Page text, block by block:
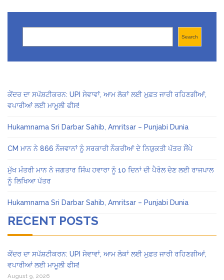
Search
ਕੇਂਦਰ ਦਾ ਸਪੱਸ਼ਟੀਕਰਨ: UPI ਸੇਵਾਵਾਂ, ਆਮ ਲੋਕਾਂ ਲਈ ਮੁਫ਼ਤ ਜਾਰੀ ਰਹਿਣਗੀਆਂ,
ਵਪਾਰੀਆਂ ਲਈ ਮਾਮੂਲੀ ਫੀਸ!
Hukamnama Sri Darbar Sahib, Amritsar – Punjabi Dunia
CM ਮਾਨ ਨੇ 866 ਨੌਜਵਾਨਾਂ ਨੂੰ ਸਰਕਾਰੀ ਨੌਕਰੀਆਂ ਦੇ ਨਿਯੁਕਤੀ ਪੱਤਰ ਸੌਂਪੇ
ਮੁੱਖ ਮੰਤਰੀ ਮਾਨ ਨੇ ਜਗਤਾਰ ਸਿੰਘ ਹਵਾਰਾ ਨੂੰ 10 ਦਿਨਾਂ ਦੀ ਪੈਰੋਲ ਦੇਣ ਲਈ ਰਾਜਪਾਲ
ਨੂੰ ਲਿਖਿਆ ਪੱਤਰ
Hukamnama Sri Darbar Sahib, Amritsar – Punjabi Dunia
RECENT POSTS
ਕੇਂਦਰ ਦਾ ਸਪੱਸ਼ਟੀਕਰਨ: UPI ਸੇਵਾਵਾਂ, ਆਮ ਲੋਕਾਂ ਲਈ ਮੁਫ਼ਤ ਜਾਰੀ ਰਹਿਣਗੀਆਂ,
ਵਪਾਰੀਆਂ ਲਈ ਮਾਮੂਲੀ ਫੀਸ!
August 9, 2026